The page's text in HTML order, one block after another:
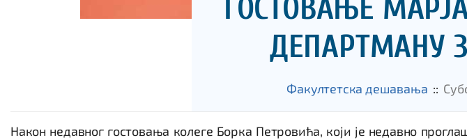
ГОСТОВАЊЕ
ДЕПАРТМАНУ
Факултетска дешавања ::
Након недавног гостовања колеге Борка Петровића, који је недавно